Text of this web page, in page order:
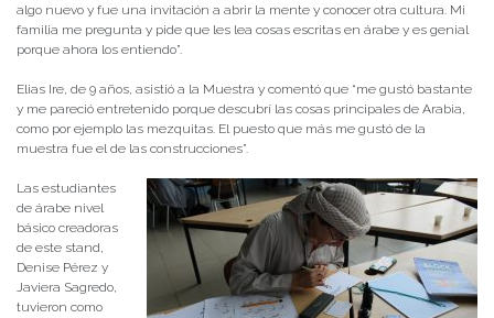
algo nuevo y fue una invitación a abrir la mente y conocer otra cultura. Mi
familia me pregunta y pide que les lea cosas escritas en árabe y es genial
porque ahora los entiendo”.
Elias Ire, de 9 años, asistió a la Muestra y comentó que “me gustó bastante
y me pareció entretenido porque descubrí las cosas principales de Arabia,
como por ejemplo las mezquitas. El puesto que más me gustó de la
muestra fue el de las construcciones”.
Las estudiantes
de árabe nivel
básico creadoras
de este stand,
Denise Pérez y
Javiera Sagredo,
tuvieron como